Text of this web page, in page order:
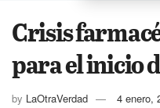
Crisis
para el inicio
by LaOtraVerdad 4 enero,